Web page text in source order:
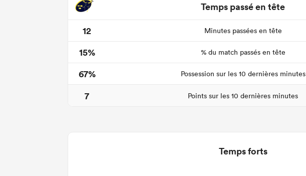
Temps passé en tête
12
Minutes passées en tête
15%
% du match passés en tête
67%
Possession sur les 10 dernières minutes
7
Points sur les 10 dernières minutes
Temps forts